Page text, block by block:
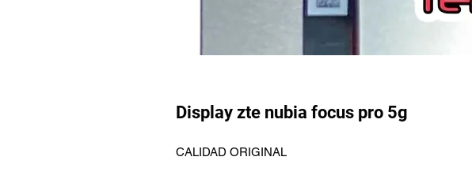
Display zte nubia focus pro 5g
CALIDAD ORIGINAL